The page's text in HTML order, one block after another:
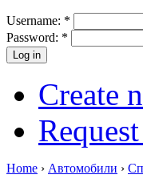
Username: *
Password: *
Create
Home › Автомобили ›